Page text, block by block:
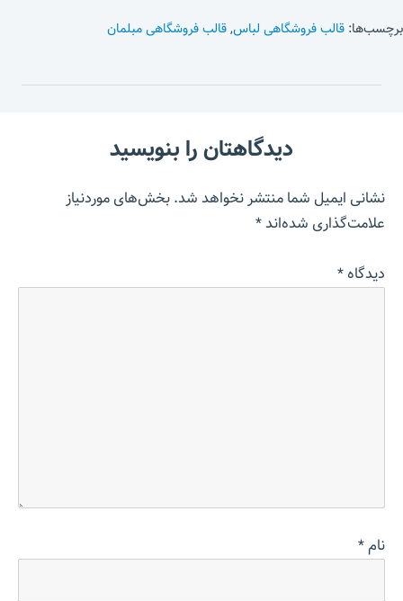
برچسب‌ها: قالب فروشگاهی لباس,قالب فروشگاهی مبلمان
دیدگاهتان را بنویسید
نشانی ایمیل شما منتشر نخواهد شد.بخش‌های موردنیاز
علامت‌گذاری شده‌اند*
دیدگاه*
نام*